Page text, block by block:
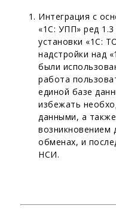
Интеграция с
«1С: УПП» ред
установки «1С:
надстройки над
были
работа
единой базе
избежать
данными, а
возникновением
обменах, и
НСИ.